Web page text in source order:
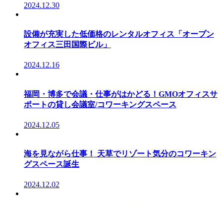
2024.12.30
設備が充実した低価格のレンタルオフィス「オープン
オフィス三田国際ビル」
2024.12.16
福岡・博多で会議・仕事がはかどる！GMOオフィスサ
ポートの貸し会議室/コワーキングスペース
2024.12.05
海を見ながら仕事！ 天草でリゾート気分のコワーキン
グスペース誕生
2024.12.02